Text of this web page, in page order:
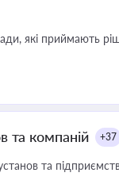
які приймають
та компаній +37
та